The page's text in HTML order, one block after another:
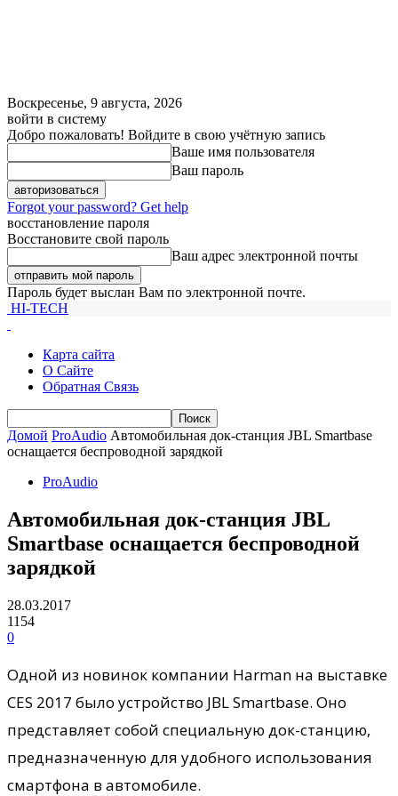
Воскресенье, 9 августа, 2026
войти в систему
Добро пожаловать! Войдите в свою учётную запись
Ваше имя пользователя
Ваш пароль
Forgot your password? Get help
восстановление пароля
Восстановите свой пароль
Ваш адрес электронной почты
Пароль будет выслан Вам по электронной почте.
HI-TECH
Карта сайта
О Сайте
Обратная Связь
Домой ProAudio Автомобильная док-станция JBL Smartbase
оснащается беспроводной зарядкой
ProAudio
Автомобильная док-станция JBL
Smartbase оснащается беспроводной
зарядкой
28.03.2017
1154
0
Одной из новинок компании Harman на выставке
CES 2017 было устройство JBL Smartbase. Оно
представляет собой специальную док-станцию,
предназначенную для удобного использования
смартфона в автомобиле.